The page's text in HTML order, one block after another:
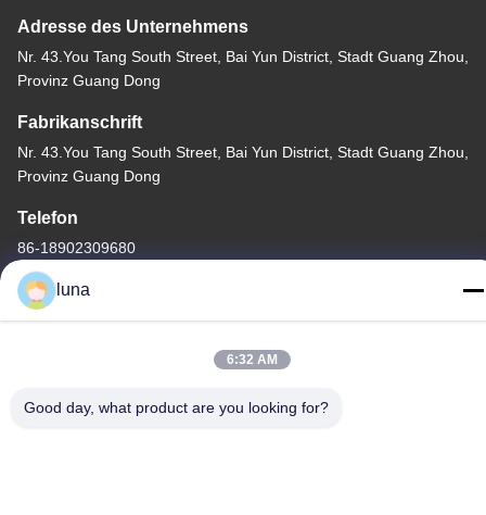
Adresse des Unternehmens
Nr. 43.You Tang South Street, Bai Yun District, Stadt Guang Zhou,
Provinz Guang Dong
Fabrikanschrift
Nr. 43.You Tang South Street, Bai Yun District, Stadt Guang Zhou,
Provinz Guang Dong
Telefon
86-18902309680
Copyright-© -2026 Guangzhou Yisichen Daily Chemical Co., Ltd .
luna
6:32 AM
Good day, what product are you looking for?